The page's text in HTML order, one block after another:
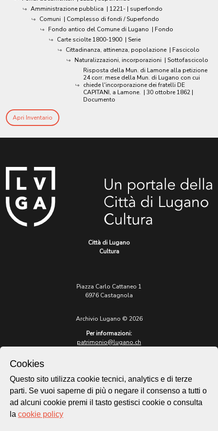
Amministrazione pubblica | 1221- | superfondo
Comuni | Complesso di fondi / Superfondo
Fondo antico del Comune di Lugano | Fondo
Carte sciolte 1800-1900 | Serie
Cittadinanza, attinenza, popolazione | Fascicolo
Naturalizzazioni, incorporazioni | Sottofascicolo
Risposta della Mun. di Lamone alla petizione
24 corr. mese della Mun. di Lugano con cui
chiede l'incorporazione dei fratelli DE
CAPITANI, a Lamone. | 30 ottobre 1862 |
Documento
Apri Inventario
Città di Lugano
Cultura
Piazza Carlo Cattaneo 1
6976 Castagnola
Archivio Lugano © 2026
Per informazioni:
patrimonio@lugano.ch
lugano.ch
Cookie policy
Cookies
Questo sito utilizza cookie tecnici, analytics e di terze
parti. Se vuoi saperne di più o negare il consenso a tutti o
ad alcuni cookie premi il tasto gestisci cookie o consulta
la cookie policy